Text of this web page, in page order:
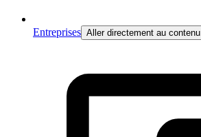
Entreprises Aller directement au contenu